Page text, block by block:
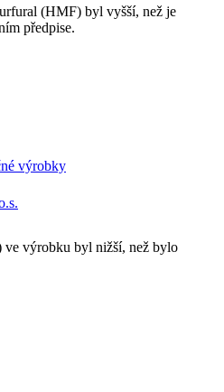
(HMF) byl vyšší, než je
předpise.
výrobky
ve výrobku byl nižší, než bylo